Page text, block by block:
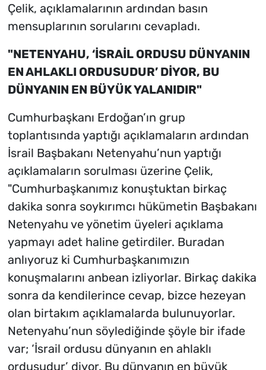
Çelik, açıklamalarının ardından basın
mensuplarının sorularını cevapladı.
"NETENYAHU, ‘İSRAİL ORDUSU DÜNYANIN
EN AHLAKLI ORDUSUDUR’ DİYOR, BU
DÜNYANIN EN BÜYÜK YALANIDIR"
Cumhurbaşkanı Erdoğan’ın grup
toplantısında yaptığı açıklamaların ardından
İsrail Başbakanı Netenyahu’nun yaptığı
açıklamaların sorulması üzerine Çelik,
"Cumhurbaşkanımız konuştuktan birkaç
dakika sonra soykırımcı hükümetin Başbakanı
Netenyahu ve yönetim üyeleri açıklama
yapmayı adet haline getirdiler. Buradan
anlıyoruz ki Cumhurbaşkanımızın
konuşmalarını anbean izliyorlar. Birkaç dakika
sonra da kendilerince cevap, bizce hezeyan
olan birtakım açıklamalarda bulunuyorlar.
Netenyahu’nun söylediğinde şöyle bir ifade
var; ‘İsrail ordusu dünyanın en ahlaklı
ordusudur’ diyor. Bu dünyanın en büyük